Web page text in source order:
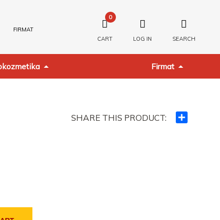
FIRMAT
CART
0
LOG IN SEARCH
Firmat
SHARE THIS PRODUCT: